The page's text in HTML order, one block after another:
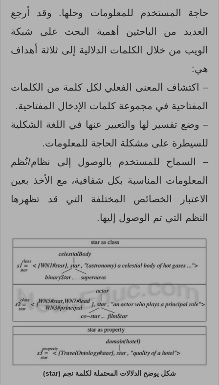
حاجة المستخدم للمعلومات وحلها. وقد أرجع
العديد من الباحثين أهمية البحث على شبكة
الويب من خلال الكلمات الدلالية إلى ثلاثة أهداف
هي:
– اكتشاف المعنى الفعلي لكل كلمة من الكلمات
المفتاحية في مجموعة كلمات الإدخال المفتاحية.
– وضع تفسير لها والتعبير عنها في اللغة الشكلية
للسيطرة على مشكلة الحاجة للمعلومات.
– السماح للمستخدم بالوصول إلى نظام/نُظم
المعلومات المناسبة بكل شفافية، مع الأخذ بعين
الاعتبار الخصائص المختلفة التي قد تظهرها
النظم التي تم الوصول إليها.
شكل يوضح الدلالات المحتملة لكلمة نجم (star)